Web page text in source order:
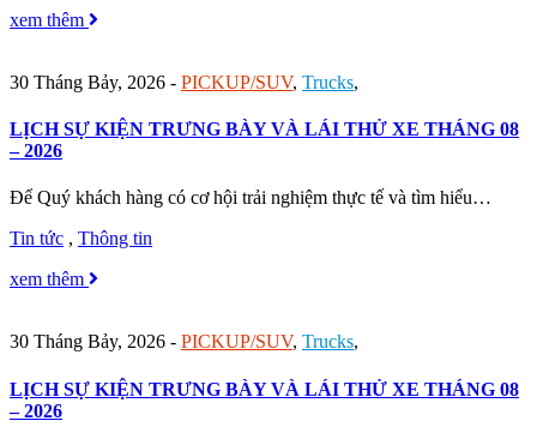
xem thêm
30 Tháng Bảy, 2026 - PICKUP/SUV, Trucks,
LỊCH SỰ KIỆN TRƯNG BÀY VÀ LÁI THỬ XE THÁNG 08
– 2026
Để Quý khách hàng có cơ hội trải nghiệm thực tế và tìm hiểu…
Tin tức , Thông tin
xem thêm
30 Tháng Bảy, 2026 - PICKUP/SUV, Trucks,
LỊCH SỰ KIỆN TRƯNG BÀY VÀ LÁI THỬ XE THÁNG 08
– 2026